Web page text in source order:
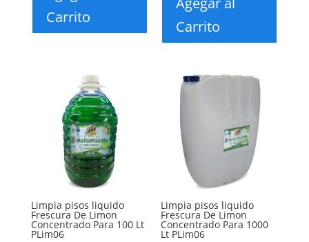
Carrito
Carrito
Limpia pisos liquido
Frescura De Limon
Concentrado Para 100 Lt
PLim06
Limpia pisos liquido
Frescura De Limon
Concentrado Para 1000
Lt PLim06